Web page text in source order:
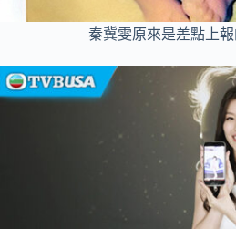
秦冀雯原來是差點上報